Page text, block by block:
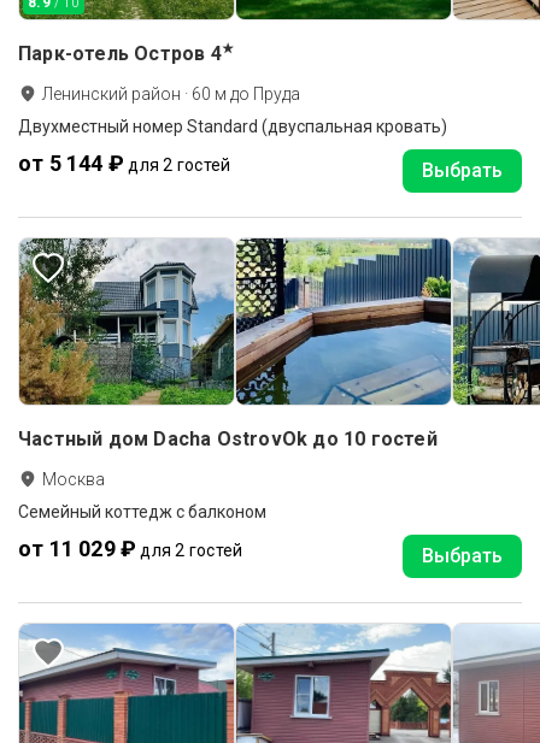
/ 10
Парк-отель Остров 4★
Ленинский район · 60 м до Пруда
Двухместный номер Standard (двуспальная кровать)
от 5 144 ₽ для 2 гостей Выбрать
Частный дом Dacha OstrovOk до 10 гостей
Москва
Семейный коттедж с балконом
от 11 029 ₽ для 2 гостей Выбрать